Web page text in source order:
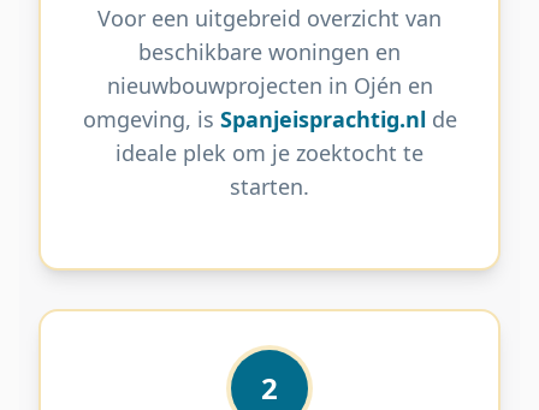
Voor een uitgebreid overzicht van
beschikbare woningen en
nieuwbouwprojecten in Ojén en
omgeving, is Spanjeisprachtig.nlde
ideale plek om je zoektocht te
starten.
2